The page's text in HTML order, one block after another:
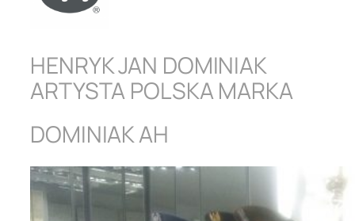
HENRYK JAN DOMINIAK
ARTYSTA POLSKA MARKA
DOMINIAK AH